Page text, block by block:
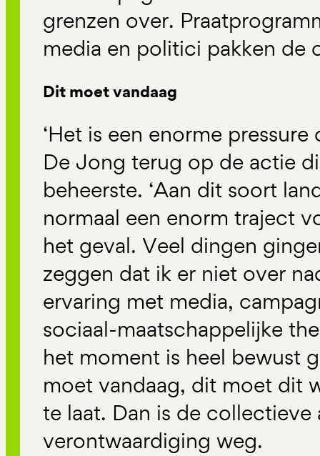
grenzen over.
media en politici pakken de
Dit moet vandaag
‘Het is een enorme
De Jong terug op de actie
beheerste. ‘Aan dit soort
normaal een enorm traject
het geval. Veel dingen
zeggen dat ik er niet over
ervaring met media,
sociaal-maatschappelijke
het moment is heel bewust
moet vandaag, dit moet dit
te laat. Dan is de collectieve
verontwaardiging weg.